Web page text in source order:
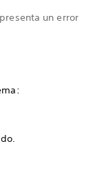
un error